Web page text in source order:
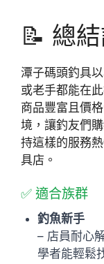
📝 總
潭子碼頭釣具
或老手都能在
商品豐富且價
境，讓釣友們
持這樣的服務
具店。
✅ 適合族群
釣魚新手
– 店員耐心
學者能輕鬆